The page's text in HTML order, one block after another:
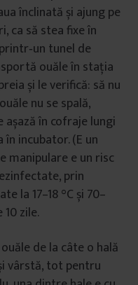
înclinată și ajung pe
ca să stea fixe în
tunel de
ouăle în stația
și le verifică: să nu
nu se spală,
așază în cofraje lungi
incubator. (E un
manipulare e un risc
prin
la 17–18 °C și 70–
zile.
de la câte o hală
vârstă, tot pentru